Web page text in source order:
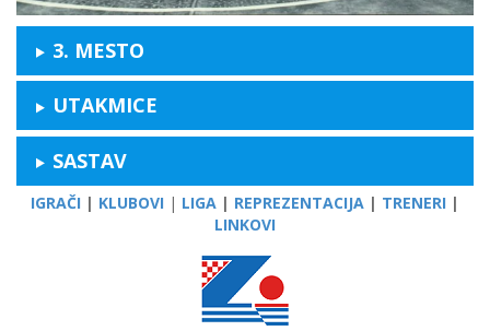
3. MESTO
UTAKMICE
SASTAV
IGRAČI | KLUBOVI | LIGA | REPREZENTACIJA | TRENERI |
LINKOVI